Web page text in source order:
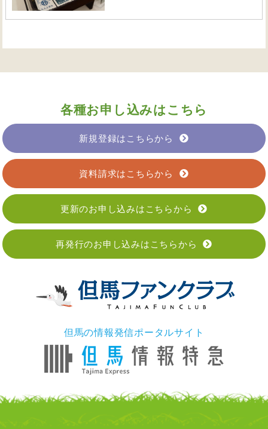
各種お申し込みはこちら
新規登録はこちらから
資料請求はこちらから
更新のお申し込みはこちらから
再発行のお申し込みはこちらから
但馬の情報発信ポータルサイト